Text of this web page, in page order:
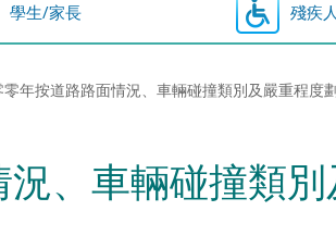
學生/家長 殘疾
年按道路路面情況、車輛碰撞類別及嚴重程度
、車輛碰撞類